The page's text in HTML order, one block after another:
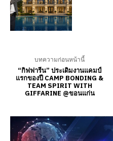
บทความก่อนหน้านี้
“กิฟฟารีน” ประเดิมงานแคมป์
แรกของปี CAMP BONDING &
TEAM SPIRIT WITH
GIFFARINE @ขอนแก่น